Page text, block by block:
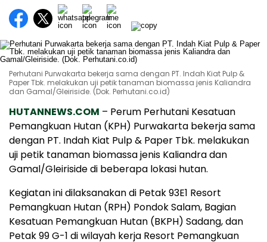
Perhutani Purwakarta bekerja sama dengan PT. Indah Kiat Pulp &
Paper Tbk. melakukan uji petik tanaman biomassa jenis Kaliandra
dan Gamal/Gleiriside. (Dok. Perhutani.co.id)
HUTANNEWS.COM – Perum Perhutani Kesatuan
Pemangkuan Hutan (KPH) Purwakarta bekerja sama
dengan PT. Indah Kiat Pulp & Paper Tbk. melakukan
uji petik tanaman biomassa jenis Kaliandra dan
Gamal/Gleiriside di beberapa lokasi hutan.
Kegiatan ini dilaksanakan di Petak 93E1 Resort
Pemangkuan Hutan (RPH) Pondok Salam, Bagian
Kesatuan Pemangkuan Hutan (BKPH) Sadang, dan
Petak 99 G-1 di wilayah kerja Resort Pemangkuan